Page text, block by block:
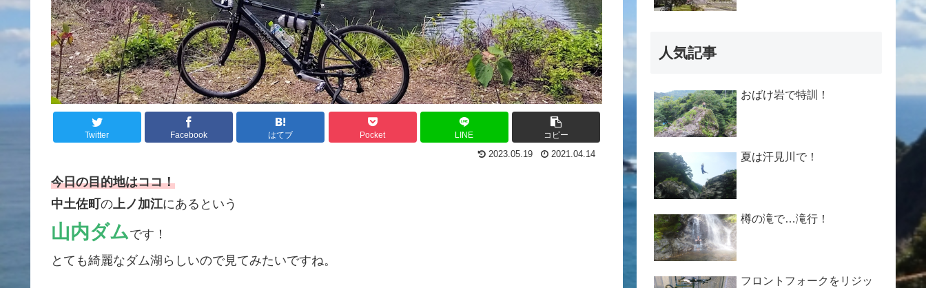
Twitter Facebook はてブ Pocket LINE コピー
2023.05.19 2021.04.14
今日の目的地はココ！
中土佐町 の上ノ加江にあるという
山内ダムです！
とても綺麗なダム湖らしいので見てみたいですね。
人気記事
おばけ岩で特訓！
夏は汗見川で！
樽の滝で…滝行！
フロントフォークをリジッ